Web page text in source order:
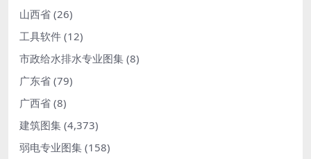
山西省 (26)
工具软件 (12)
市政给水排水专业图集 (8)
广东省 (79)
广西省 (8)
建筑图集 (4,373)
弱电专业图集 (158)